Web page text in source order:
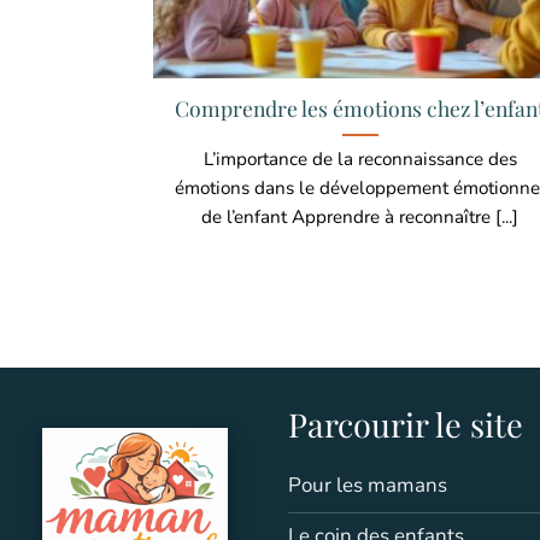
Comprendre les émotions chez
L’importance de la reconnaissance des
émotions dans le développement
de l’enfant Apprendre à reconnaître [...]
Parcourir le site
Pour les mamans